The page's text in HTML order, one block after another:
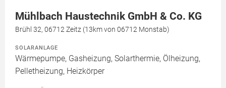
Mühlbach Haustechnik GmbH & Co. KG
Brühl 32, 06712 Zeitz (13km von 06712 Monstab)
SOLARANLAGE
Wärmepumpe, Gasheizung, Solarthermie, Ölheizung,
Pelletheizung, Heizkörper